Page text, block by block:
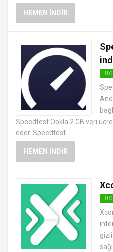
HEMEN İNDIR
Speedtest Ookla 2 GB veri
eder. Speedtest...
HEMEN İNDIR
gizli